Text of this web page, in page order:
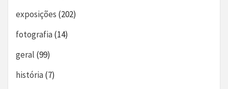
exposições (202)
fotografia(14)
geral (99)
história(7)